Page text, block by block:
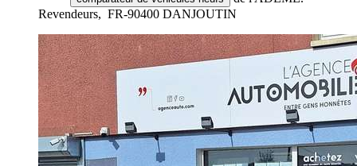
Revendeurs, FR-90400 DANJOUTIN